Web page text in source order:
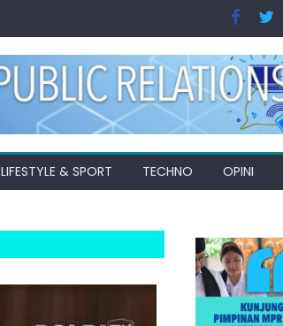
LIFESTYLE & SPORT TECHNO OPINI